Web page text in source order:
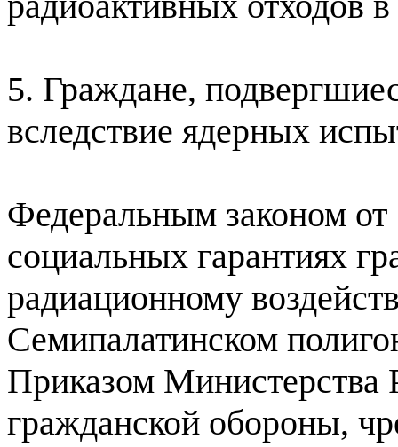
5. Граждане,
вследствие ядерных
Федеральным законом
социальных гарантиях
радиационному
Семипалатинском
Приказом Министерства
гражданской обороны,